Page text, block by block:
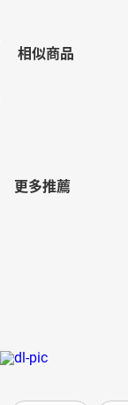
相似商品
更多推薦